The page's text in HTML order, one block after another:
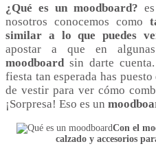
¿Qué es un moodboard?
nosotros conocemos como
similar a lo que puedes
apostar a que en
moodboardsin darte
fiesta tan esperada has
de vestir para ver cómo
¡Sorpresa! Eso es un
Con el
calzado y accesorios